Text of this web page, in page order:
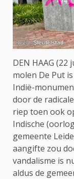
DEN HAAG
molen De Put
Indië-
door de
riep toen ook
Indische
gemeente
aangifte zou
vandalisme is
aldus de